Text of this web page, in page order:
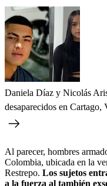
Daniela Díaz y Nicolás
desaparecidos en Cartago,
Al parecer, hombres
Colombia, ubicada en la
Restrepo. Los sujetos
a la fuerza al también